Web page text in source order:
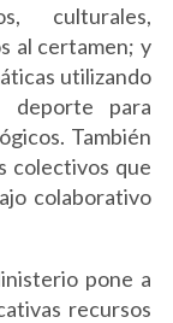
culturales,
al certamen; y
utilizando
deporte para
También
colectivos que
colaborativo
pone a
recursos